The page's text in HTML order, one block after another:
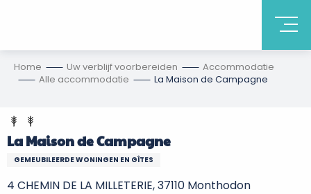
Home Uw verblijf voorbereiden
Accommodatie
Alle accommodatie
La Maison de Campagne
La Maison de Campagne
GEMEUBILEERDE WONINGEN EN GÎTES
4 CHEMIN DE LA MILLETERIE, 37110 Monthodon